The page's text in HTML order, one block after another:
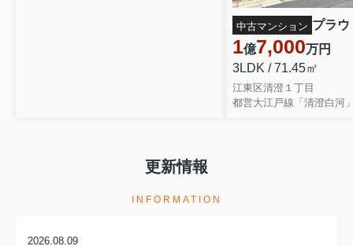
中古マンション
1億7,000万円
3LDK / 71.45㎡
江東区清澄１丁目
都営大江戸線「清澄白河
更新情報
INFORMATION
2026.08.09